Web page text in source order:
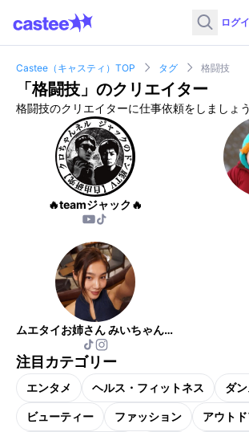
ログ
Castee（キャスティ）TOP タグ 格闘技
「格闘技 」のクリエイター
格闘技のクリエイターに仕事依頼をしましょ
🔥teamジャック🔥
ムエタイお姉さん みいちゃんレンジャージム 向山瑞紀
注目カテゴリー
エンタメ ヘルス・フィットネス ダ
ビューティー ファッション アウト